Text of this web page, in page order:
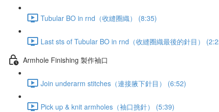
Tubular BO in rnd（收縫圈織） (8:35)
Last sts of Tubular BO in rnd（收縫圈織最後的針目）
Armhole Finishing 製作袖口
Join underarm stitches（連接腋下針目） (6:52)
Pick up & knit armholes（袖口挑針） (5:39)